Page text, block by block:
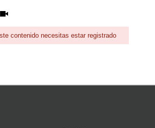
contenido necesitas estar registrado